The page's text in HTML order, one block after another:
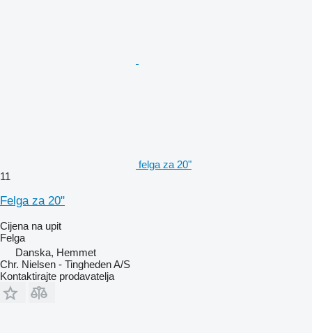
felga za 20"
11
Felga za 20"
Cijena na upit
Felga
Danska, Hemmet
Chr. Nielsen - Tingheden A/S
Kontaktirajte prodavatelja